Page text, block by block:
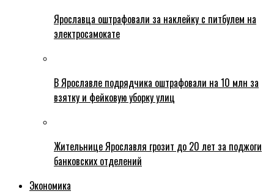
Ярославца оштрафовали за наклейку с питбулем на
электросамокате
В Ярославле подрядчика оштрафовали на 10 млн за
взятку и фейковую уборку улиц
Жительнице Ярославля грозит до 20 лет за поджоги
банковских отделений
Экономика